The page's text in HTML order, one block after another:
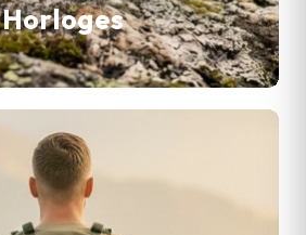
Horloges